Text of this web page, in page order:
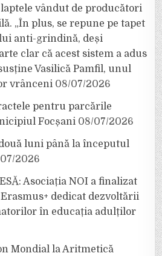
vândut de producători
„În plus, se repune pe tapet
anti-grindină, deși
clar că acest sistem a adus
Vasilică Pamfil, unul
vrânceni 08/07/2026
pentru parcările
Focșani 08/07/2026
luni până la începutul
2026
Asociația NOI a finalizat
dedicat dezvoltării
în educația adulților
Mondial la Aritmetică